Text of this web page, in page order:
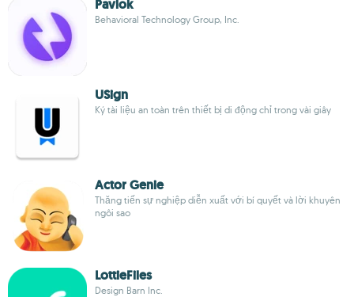
Pavlok
Behavioral Technology Group, Inc.
USign
Ký tài liệu an toàn trên thiết bị di động chỉ trong vài giây
Actor Genie
Thăng tiến sự nghiệp diễn xuất với bí quyết và lời khuyên
ngôi sao
LottieFiles
Design Barn Inc.